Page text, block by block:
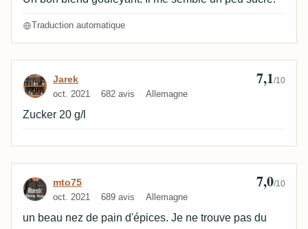
Traduction automatique
Avis de Jarek
Jarek
oct. 2021 682 avis Allemagne
7,1/10
Zucker 20 g/l
Avis de mto75
mto75
oct. 2021 689 avis Allemagne
7,0/10
un beau nez de pain d'épices. Je ne trouve pas du